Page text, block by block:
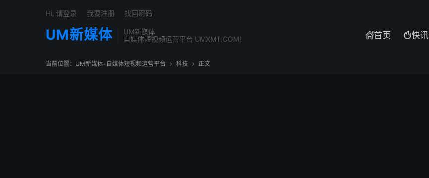
UM新媒体
UM新媒体
自媒体短视频运营平台 UMXMT.COM！
首页 快讯
Hi, 请登录 我要注册 找回密码
当前位置： UM新媒体-自媒体短视频运营平台  科技  正文